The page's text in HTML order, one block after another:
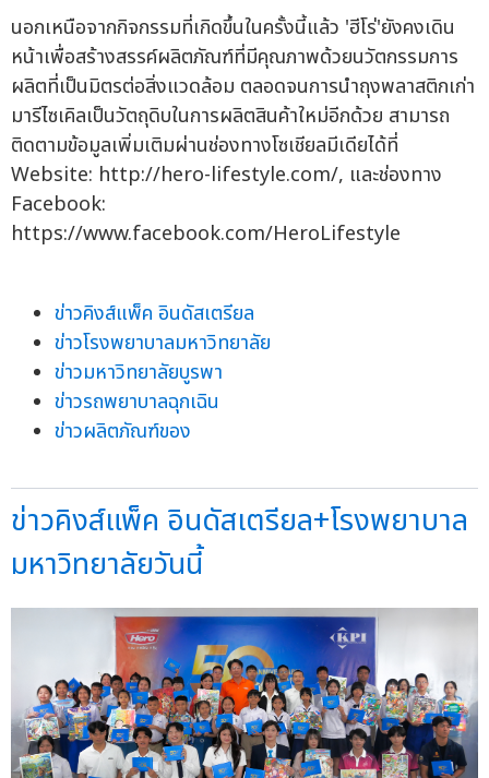
นอกเหนือจากกิจกรรมที่เกิดขึ้นในครั้งนี้แล้ว 'ฮีโร่'ยังคงเดิน
หน้าเพื่อสร้างสรรค์ผลิตภัณฑ์ที่มีคุณภาพด้วยนวัตกรรมการ
ผลิตที่เป็นมิตรต่อสิ่งแวดล้อม ตลอดจนการนำถุงพลาสติกเก่า
มารีไซเคิลเป็นวัตถุดิบในการผลิตสินค้าใหม่อีกด้วย สามารถ
ติดตามข้อมูลเพิ่มเติมผ่านช่องทางโซเชียลมีเดียได้ที่
Website: http://hero-lifestyle.com/, และช่องทาง
Facebook:
https://www.facebook.com/HeroLifestyle
ข่าวคิงส์แพ็ค อินดัสเตรียล
ข่าวโรงพยาบาลมหาวิทยาลัย
ข่าวมหาวิทยาลัยบูรพา
ข่าวรถพยาบาลฉุกเฉิน
ข่าวผลิตภัณฑ์ของ
ข่าวคิงส์แพ็ค อินดัสเตรียล+โรงพยาบาล
มหาวิทยาลัยวันนี้